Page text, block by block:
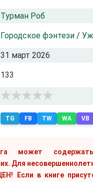
Турман Роб
Городское фэнтези /
31 март 2026
133
TG FB TW WA VB
может
Для
Если в книге